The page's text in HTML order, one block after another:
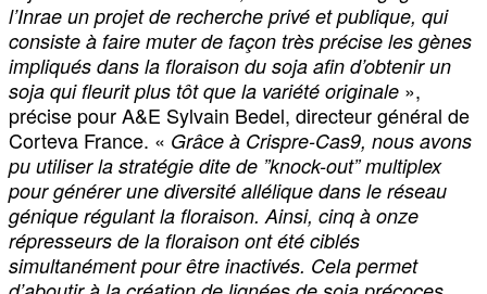
l’Inrae un projet de recherche privé et publique, qui
consiste à faire muter de façon très précise les gènes
impliqués dans la floraison du soja afin d’obtenir un
soja qui fleurit plus tôt que la variété originale »,
précise pour A&E Sylvain Bedel, directeur général de
Corteva France. « Grâce à Crispre-Cas9, nous avons
pu utiliser la stratégie dite de ”knock-out” multiplex
pour générer une diversité allélique dans le réseau
génique régulant la floraison. Ainsi, cinq à onze
répresseurs de la floraison ont été ciblés
simultanément pour être inactivés. Cela permet